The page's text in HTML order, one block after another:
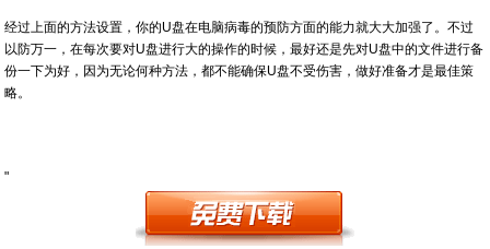
经过上面的方法设置，你的U盘在电脑病毒的预防方面的能力就大大加强了。不过
以防万一，在每次要对U盘进行大的操作的时候，最好还是先对U盘中的文件进行备
份一下为好，因为无论何种方法，都不能确保U盘不受伤害，做好准备才是最佳策
略。
"